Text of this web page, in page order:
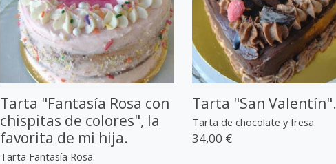
Tarta "Fantasía Rosa con
chispitas de colores", la
favorita de mi hija.
Tarta Fantasía Rosa.
Tarta "San Valentín".
Tarta de chocolate y fresa.
34,00 €